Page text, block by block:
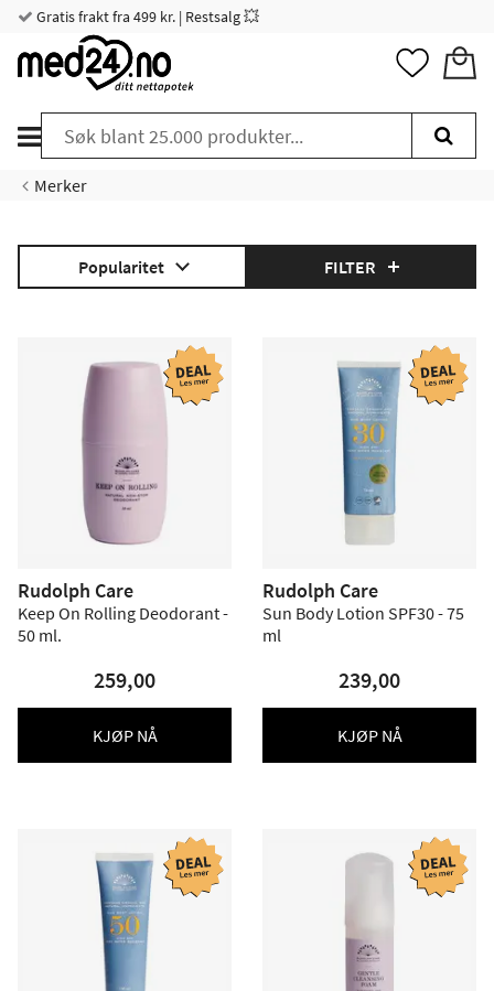
Gratis frakt fra 499 kr. | Restsalg 💥
Merker
Popularitet FILTER
Rudolph Care
Keep On Rolling Deodorant -
50 ml.
259,00
KJØP NÅ
Rudolph Care
Sun Body Lotion SPF30 - 75
ml
239,00
KJØP NÅ